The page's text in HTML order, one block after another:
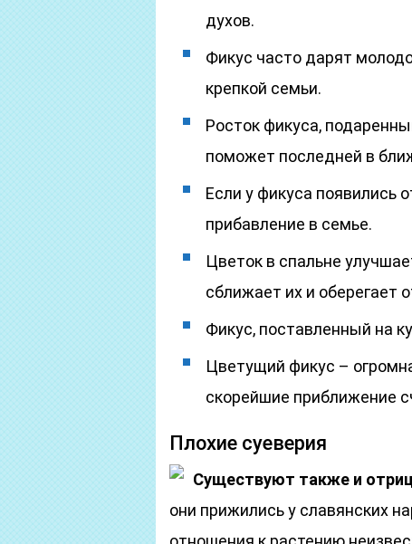
духов.
Фикус часто дарят
крепкой семьи.
Росток фикуса,
поможет последней в
Если у фикуса появились
прибавление в семье.
Цветок в спальне
сближает их и оберегает
Фикус, поставленный на
Цветущий фикус –
скорейшие приближение
Плохие суеверия
Существуют также и
они прижились у славянских